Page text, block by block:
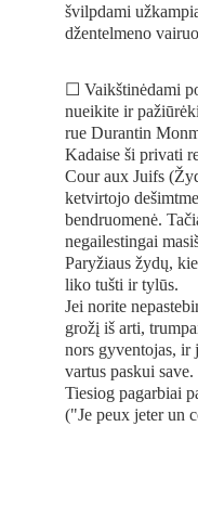
švilpdami
džentelmeno
☐ Vaikštinėdami
nueikite ir
rue Durantin
Kadaise ši privati
Cour aux Juifs
ketvirtojo
bendruomenė.
negailestingai
Paryžiaus žydų,
liko tušti ir tylūs.
Jei norite
grožį iš arti,
nors gyventojas, ir
vartus paskui save.
Tiesiog pagarbiai
("Je peux jeter un